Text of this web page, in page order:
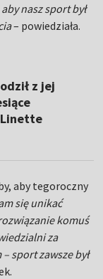
nasz sport był
– powiedziała.
z jej
aby tegoroczny
się unikać
komuś
za
sport zawsze był